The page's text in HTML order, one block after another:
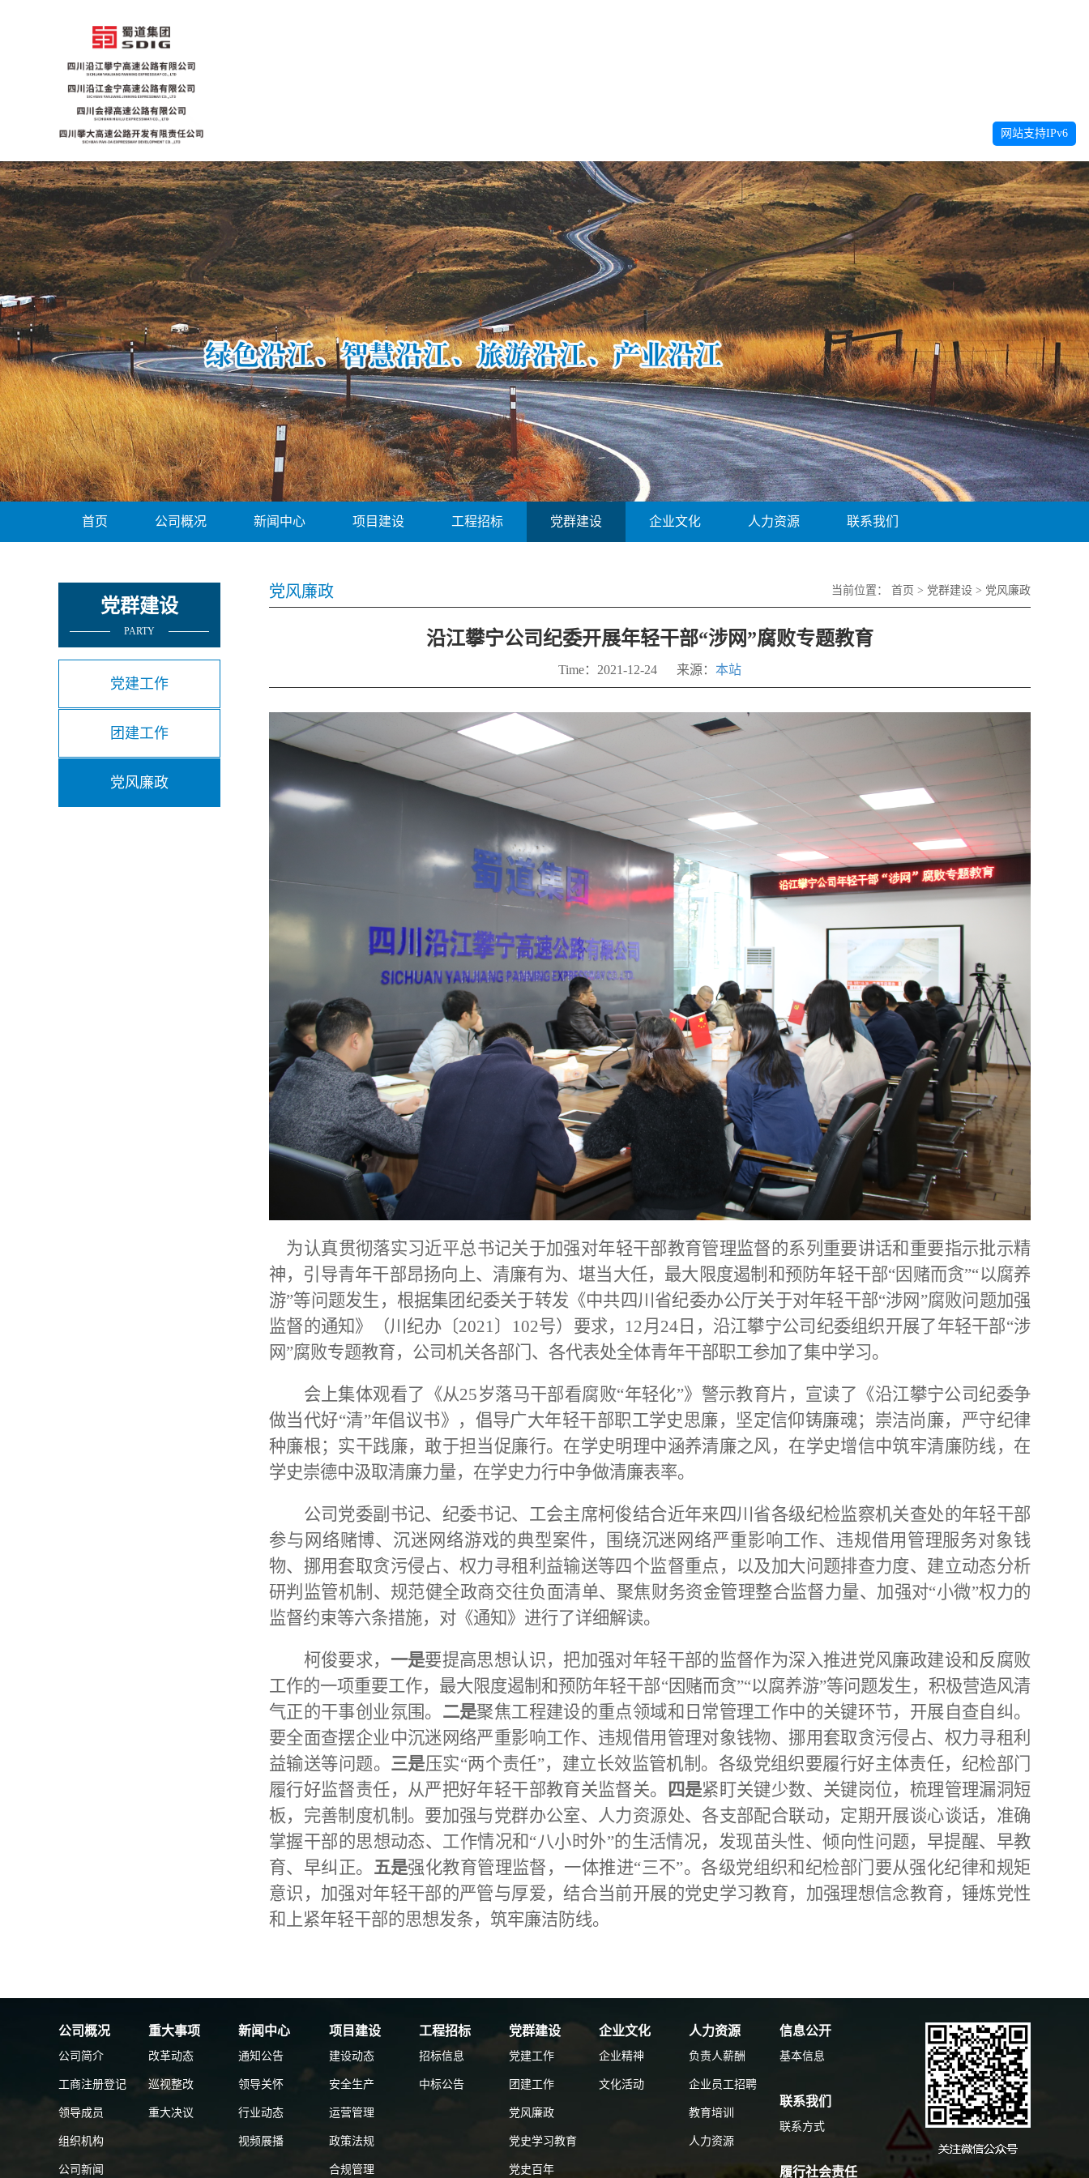
首页 公司概况 新闻中心 项目建设 工程招标 党群建设 企业文化 人力资源 联系我们
网站支持IPv6
党群建设
PARTY
党建工作
团建工作
党风廉政
党风廉政 当前位置： 首页 > 党群建设 > 党风廉政
沿江攀宁公司纪委开展年轻干部“涉网”腐败专题教育
Time：2021-12-24 来源： 本站
为认真贯彻落实习近平总书记关于加强对年轻干部教育管理监督的系列重要讲话和重要指示批示精
神， 引导青年干部昂扬向上、清廉有为、堪当大任， 最大限度遏制和预防年轻干部“因赌而贪”“以腐养
游”等问题发生，根据集团纪委关于转发《中共四川省纪委办公厅关于对年轻干部“涉网”腐败问题加强
监督的通知》（川纪办〔2021〕102号）要求，12月24日，沿江攀宁公司纪委组织开展了年轻干部“涉
网”腐败专题教育，公司机关各部门、各代表处全体青年干部职工参加了集中学习。
会上集体观看了《从25岁落马干部看腐败“年轻化”》警示教育片，宣读了《沿江攀宁公司纪委争
做当代好“清”年倡议书》，倡导广大年轻干部职工学史思廉，坚定信仰铸廉魂； 崇洁尚廉，严守纪律
种廉根； 实干践廉，敢于担当促廉行。在学史明理中涵养清廉之风，在学史增信中筑牢清廉防线，在
学史崇德中汲取清廉力量，在学史力行中争做清廉表率。
公司党委副书记、纪委书记、工会主席柯俊结合近年来四川省各级纪检监察机关查处的年轻干部
参与网络赌博、沉迷网络游戏的典型案件，围绕沉迷网络严重影响工作、违规借用管理服务对象钱
物、挪用套取贪污侵占、权力寻租利益输送等四个监督重点，以及加大问题排查力度、建立动态分析
研判监管机制、规范健全政商交往负面清单、聚焦财务资金管理整合监督力量、加强对“小微”权力的
监督约束等六条措施， 对 《通知》进行了详细解读。
柯俊要求， 一是要提高思想认识，把加强对年轻干部的监督作为深入推进党风廉政建设和反腐败
工作的一项重要工作，最大限度遏制和预防年轻干部“因赌而贪”“以腐养游”等问题发生，积极营造风清
气正的干事创业氛围。 二是聚焦工程建设的重点领域和日常管理工作中的关键环节，开展自查自纠。
要全面查摆企业中沉迷网络严重影响工作、违规借用管理对象钱物、挪用套取贪污侵占、权力寻租利
益输送等问题。 三是压实“两个责任”，建立长效监管机制。各级党组织要履行好主体责任，纪检部门
履行好监督责任，从严把好年轻干部教育关监督关。
四是紧盯关键少数、关键岗位，梳理管理漏洞短
板，完善制度机制。要加强与党群办公室、人力资源处、各支部配合联动，定期开展谈心谈话，准确
掌握干部的思想动态、工作情况和“八小时外”的生活情况，发现苗头性、倾向性问题，早提醒、早教
育、早纠正。 五是强化教育管理监督，一体推进“三不”。各级党组织和纪检部门要从强化纪律和规矩
意识，加强对年轻干部的严管与厚爱，结合当前开展的党史学习教育，加强理想信念教育，锤炼党性
和上紧年轻干部的思想发条，筑牢廉洁防线。
公司概况
公司简介
工商注册登记
领导成员
组织机构
公司新闻
重大事项
改革动态
巡视整改
重大决议
新闻中心
通知公告
领导关怀
行业动态
视频展播
项目建设
建设动态
安全生产
运营管理
政策法规
合规管理
工程招标
招标信息
中标公告
党群建设
党建工作
团建工作
党风廉政
党史学习教育
党史百年
企业文化
企业精神
文化活动
人力资源
负责人薪酬
企业员工招聘
教育培训
人力资源
信息公开
基本信息
联系我们
联系方式
履行社会责任